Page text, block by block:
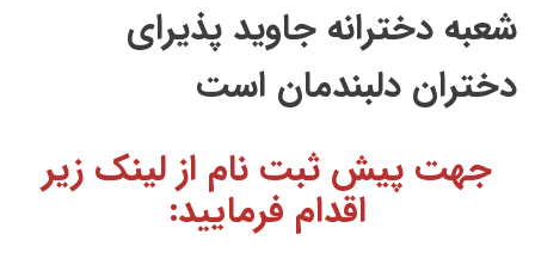
شعبه دخترانه جاوید پذیرای
دختران دلبندمان است
جهت پیش ثبت نام از لینک زیر
اقدام فرمایید: